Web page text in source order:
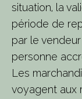
situation, la
période de
par le
personne
Les
voyagent aux